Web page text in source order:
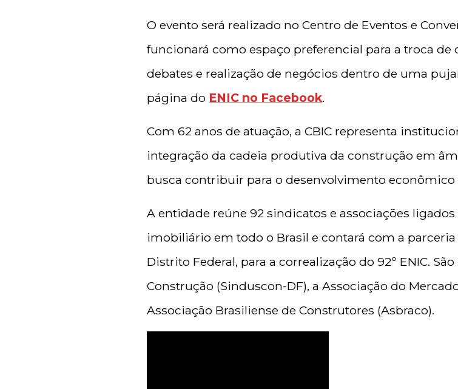
O evento será realizado no Centro de Eventos e
funcionará como espaço preferencial para a troca de
debates e realização de negócios dentro de uma
página do ENIC no Facebook.
Com 62 anos de atuação, a CBIC representa
integração da cadeia produtiva da construção em
busca contribuir para o desenvolvimento econômico
A entidade reúne 92 sindicatos e associações
imobiliário em todo o Brasil e contará com a
Distrito Federal, para a correalização do 92º ENIC.
Construção (Sinduscon-DF), a Associação do
Associação Brasiliense de Construtores (Asbraco).